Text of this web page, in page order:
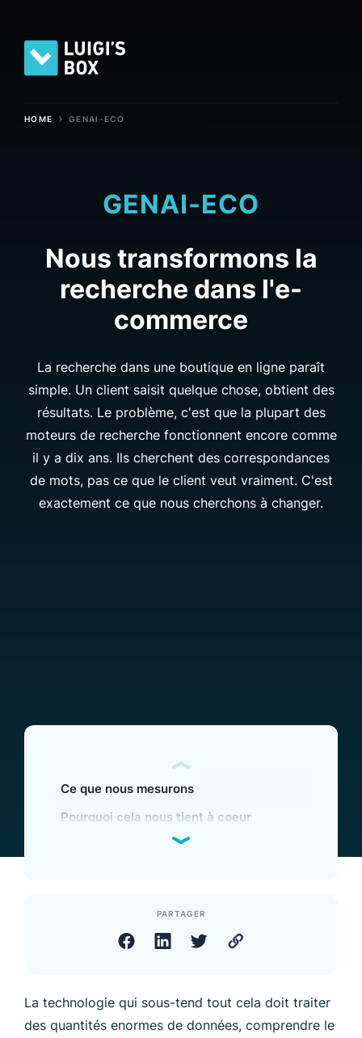
HOME ›GENAI-ECO
GENAI-ECO
Nous transformons la
recherche dans l'e-
commerce
La recherche dans une boutique en ligne paraît
simple. Un client saisit quelque chose, obtient des
résultats. Le problème, c'est que la plupart des
moteurs de recherche fonctionnent encore comme
il y a dix ans. Ils cherchent des correspondances
de mots, pas ce que le client veut vraiment. C'est
exactement ce que nous cherchons à changer.
Ce que nous mesurons
Pourquoi cela nous tient à coeur
PARTAGER
La technologie qui sous-tend tout cela doit traiter
des quantités enormes de données, comprendre le